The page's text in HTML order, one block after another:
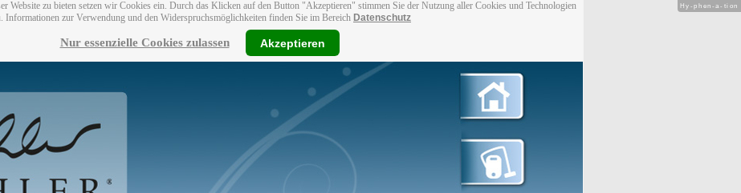
Website zu bieten setzen wir Cookies ein. Durch das Klicken auf den Button "Akzeptieren" stimmen Sie der Nutzung aller Cookies und Technologien
Informationen zur Verwendung und den Widerspruchsmöglichkeiten finden Sie im Bereich Datenschutz
Nur essenzielle Cookies zulassen Akzeptieren
Hy-phen-a-tion